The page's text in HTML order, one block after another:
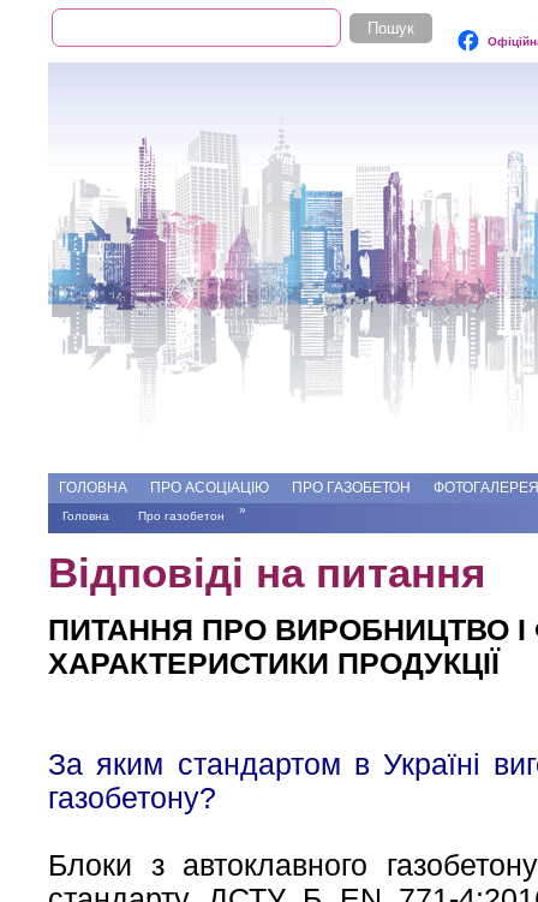
Пошукова форма
Пошук
ГОЛОВНА ПРО АСОЦІАЦІЮ ПРО ГАЗОБЕТОН ФОТОГАЛЕРЕЯ
Ви є тут
Головна »
Про газобетон
Відповіді на питання
ПИТАННЯ ПРО ВИРОБНИЦТВО І
ХАРАКТЕРИСТИКИ ПРОДУКЦІЇ
За яким стандартом в Україні
газобетону?
Блоки з автоклавного